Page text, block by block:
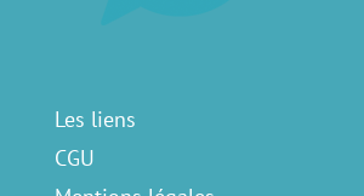
Les liens
CGU